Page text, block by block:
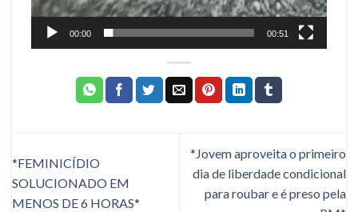
00:00 00:51
*FEMINICÍDIO
SOLUCIONADO EM
MENOS DE 6 HORAS*
*Jovem aproveita o primeiro
dia de liberdade condicional
para roubar e é preso pela